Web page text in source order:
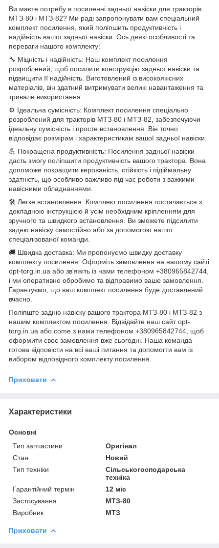
Ви маєте потребу в посиленні задньої навіски для тракторів
МТЗ-80 і МТЗ-82? Ми раді запропонувати вам спеціальний
комплект посилення, який поліпшить продуктивність і
надійність вашої задньої навіски. Ось деякі особливості та
переваги нашого комплекту:
🔧 Міцність і надійність: Наш комплект посилення
розроблений, щоб посилити конструкцію задньої навіски та
підвищити її надійність. Виготовлений із високоякісних
матеріалів, він здатний витримувати великі навантаження та
тривале використання.
⚙️ Ідеальна сумісність: Комплект посилення спеціально
розроблений для тракторів МТЗ-80 і МТЗ-82, забезпечуючи
ідеальну сумісність і просте встановлення. Він точно
відповідає розмірам і характеристикам вашої задньої навіски.
💪 Покращена продуктивність: Посилення задньої навіски
дасть змогу поліпшити продуктивність вашого трактора. Вона
допоможе покращити керованість, стійкість і підіймальну
здатність, що особливо важливо під час роботи з важкими
навісними обладнаннями.
🛠️ Легке встановлення: Комплект посилення постачається з
докладною інструкцією й усім необхідним кріпленням для
зручного та швидкого встановлення. Ви зможете підсилити
задню навіску самостійно або за допомогою нашої
спеціалізованої команди.
🚚 Швидка доставка: Ми пропонуємо швидку доставку
комплекту посилення. Оформіть замовлення на нашому сайті
opt-torg.in.ua або зв'яжіть із нами телефоном +380965842744,
і ми оперативно обробимо та відправимо ваше замовлення.
Гарантуємо, що ваш комплект посилення буде доставлений
вчасно.
Поліпште задню навіску вашого трактора МТЗ-80 і МТЗ-82 з
нашим комплектом посилення. Відвідайте наш сайт opt-
torg.in.ua або come з нами телефоном +380965842744, щоб
оформити своє замовлення вже сьогодні. Наша команда
готова відповісти на всі ваші питання та допомогти вам із
вибором відповідного комплекту посилення.
Приховати
Характеристики
Основні
Тип запчастини
Оригінал
Стан
Новий
Тип техніки
Сільськогосподарська
техніка
Гарантійний термін
12 міс
Застосування
МТЗ-80
Виробник
МТЗ
Приховати